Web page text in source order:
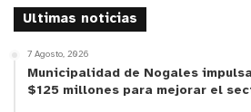
y tú, ¿qué opinas?
Ultimas noticias
7 Agosto, 2026
Municipalidad de Nogales
$125 millones para mejorar el